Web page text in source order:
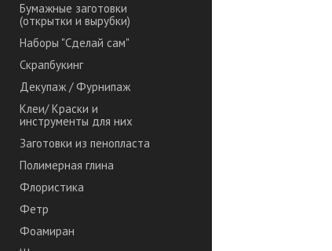
Бумажные заготовки
(открытки и вырубки)
Наборы "Сделай сам"
Скрапбукинг
Декупаж / Фурнипаж
Клеи/ Краски и
инструменты для них
Заготовки из пенопласта
Полимерная глина
Флористика
Фетр
Фоамиран